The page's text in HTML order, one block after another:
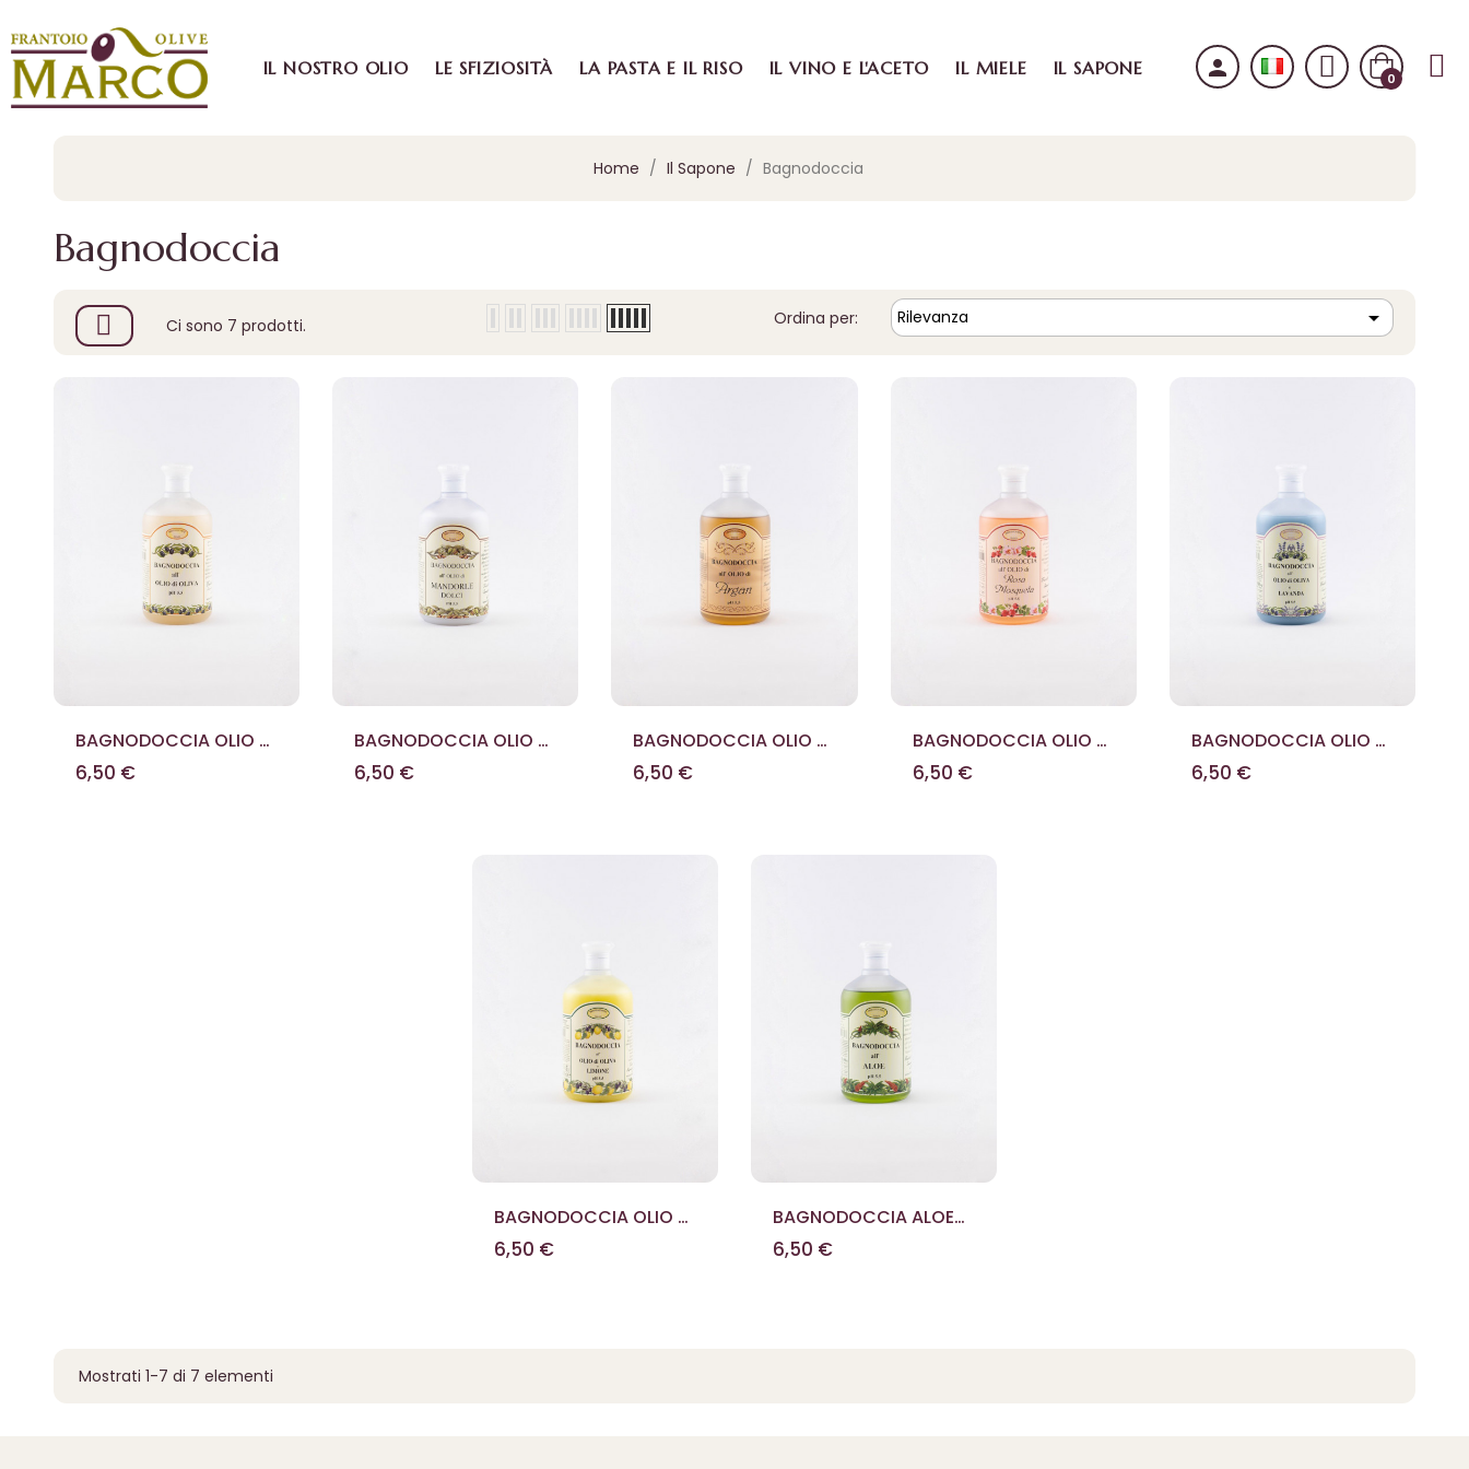
IL NOSTRO OLIO LE SFIZIOSITÀ LA PASTA E IL RISO IL VINO E L'ACETO IL MIELE IL SAPONE person 0
Home Il Sapone Bagnodoccia
Bagnodoccia
Ci sono 7 prodotti. Ordina per: Rilevanza 
BAGNODOCCIA OLIO DI
OLIVA 500 ML
6,50 €
BAGNODOCCIA OLIO DI
MANDORLE DOLCI 500
6,50 €
BAGNODOCCIA OLIO DI
ARGAN 500 ML
6,50 €
BAGNODOCCIA OLIO DI
ROSA MOSQUETA 500
6,50 €
BAGNODOCCIA OLIO DI
OLIVA E LAVANDA 500
6,50 €
BAGNODOCCIA OLIO DI
OLIVA E LIMONE 500 ML
6,50 €
BAGNODOCCIA ALOE
500 ML
6,50 €
Mostrati 1-7 di 7 elementi